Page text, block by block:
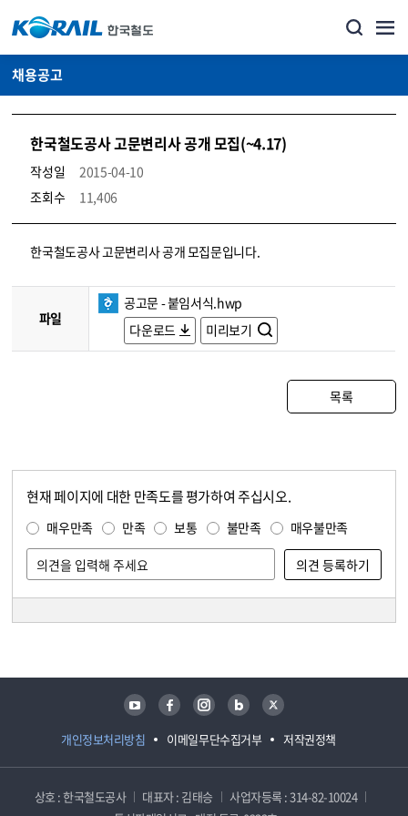
채용공고
한국철도공사 고문변리사 공개 모집(~4.17)
작성일
2015-04-10
조회수
11,406
코레일소개_경영공시_채용공고 상세보기 – 내용, 파일, 담당자 연락처로 구성
한국철도공사 고문변리사 공개 모집문입니다.
파일
공고문 - 붙임서식.hwp
다운로드
미리보기
목록
현재 페이지에 대한 만족도를 평가하여 주십시오.
매우만족 만족 보통 불만족 매우불만족
개인정보처리방침 이메일무단수집거부 저작권정책
유튜브 페이스북 인스타그램 블로그 트위터
상호 : 한국철도공사 대표자 : 김태승
사업자등록 : 314-82-10024